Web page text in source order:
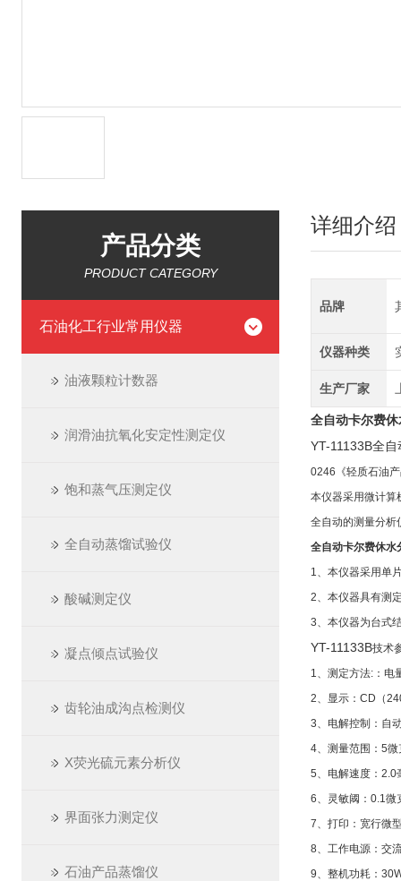
产品分类
PRODUCT CATEGORY
石油化工行业常用仪器
油液颗粒计数器
润滑油抗氧化安定性测定仪
饱和蒸气压测定仪
全自动蒸馏试验仪
酸碱测定仪
凝点倾点试验仪
齿轮油成沟点检测仪
X荧光硫元素分析仪
界面张力测定仪
石油产品蒸馏仪
详细介绍
品牌
仪器种类
生产厂家
全自动卡尔费
YT-11133B全自
0246《轻质石油
本仪器采用微计算
全自动的测量分析
全自动卡尔费休水
1、本仪器采用单
2、本仪器具有测
3、本仪器为台式
YT-11133B技术
1、测定方法:：电
2、显示：CD（
3、电解控制：自
4、测量范围：5
5、电解速度：2.0
6、灵敏阈：0.1微
7、打印：宽行微
8、工作电源：交
9、整机功耗：